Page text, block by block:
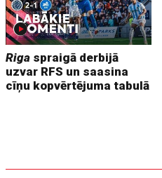
Riga spraigā derbijā
uzvar RFS un saasina
cīņu kopvērtējuma tabulā